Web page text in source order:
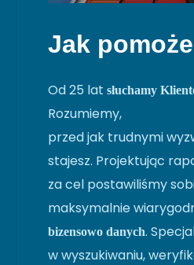
Jak
Od 25 lat słuchamy
Rozumiemy,
przed jak trudnymi
stajesz. Projektując
za cel postawiliśmy
maksymalnie
bizensowo danych.
w wyszukiwaniu,